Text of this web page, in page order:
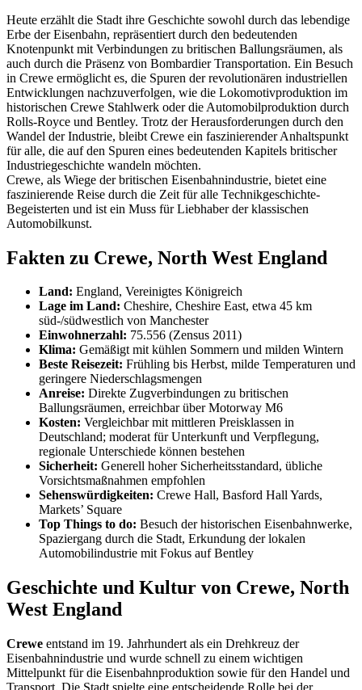
Heute erzählt die Stadt ihre Geschichte sowohl durch das lebendige
Erbe der Eisenbahn, repräsentiert durch den bedeutenden
Knotenpunkt mit Verbindungen zu britischen Ballungsräumen, als
auch durch die Präsenz von Bombardier Transportation. Ein Besuch
in Crewe ermöglicht es, die Spuren der revolutionären industriellen
Entwicklungen nachzuverfolgen, wie die Lokomotivproduktion im
historischen Crewe Stahlwerk oder die Automobilproduktion durch
Rolls-Royce und Bentley. Trotz der Herausforderungen durch den
Wandel der Industrie, bleibt Crewe ein faszinierender Anhaltspunkt
für alle, die auf den Spuren eines bedeutenden Kapitels britischer
Industriegeschichte wandeln möchten.
Crewe, als Wiege der britischen Eisenbahnindustrie, bietet eine
faszinierende Reise durch die Zeit für alle Technikgeschichte-
Begeisterten und ist ein Muss für Liebhaber der klassischen
Automobilkunst.
Fakten zu Crewe, North West England
Land: England, Vereinigtes Königreich
Lage im Land: Cheshire, Cheshire East, etwa 45 km
süd-/südwestlich von Manchester
Einwohnerzahl: 75.556 (Zensus 2011)
Klima: Gemäßigt mit kühlen Sommern und milden Wintern
Beste Reisezeit: Frühling bis Herbst, milde Temperaturen und
geringere Niederschlagsmengen
Anreise: Direkte Zugverbindungen zu britischen
Ballungsräumen, erreichbar über Motorway M6
Kosten: Vergleichbar mit mittleren Preisklassen in
Deutschland; moderat für Unterkunft und Verpflegung,
regionale Unterschiede können bestehen
Sicherheit: Generell hoher Sicherheitsstandard, übliche
Vorsichtsmaßnahmen empfohlen
Sehenswürdigkeiten: Crewe Hall, Basford Hall Yards,
Markets’ Square
Top Things to do: Besuch der historischen Eisenbahnwerke,
Spaziergang durch die Stadt, Erkundung der lokalen
Automobilindustrie mit Fokus auf Bentley
Geschichte und Kultur von Crewe, North
West England
Crewe entstand im 19. Jahrhundert als ein Drehkreuz der
Eisenbahnindustrie und wurde schnell zu einem wichtigen
Mittelpunkt für die Eisenbahnproduktion sowie für den Handel und